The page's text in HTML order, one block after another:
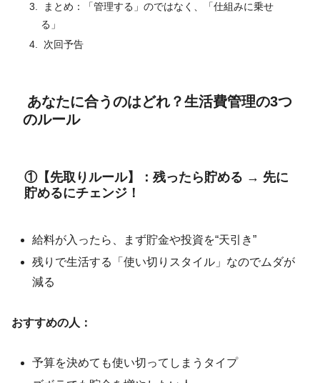
まとめ：「管理する」のではなく、「仕組みに乗せ
る」
次回予告
あなたに合うのはどれ？生活費管理の3つ
のルール
①【先取りルール】：残ったら貯める → 先に
貯めるにチェンジ！
給料が入ったら、まず貯金や投資を“天引き”
残りで生活する「使い切りスタイル」なのでムダが
減る
おすすめの人：
予算を決めても使い切ってしまうタイプ